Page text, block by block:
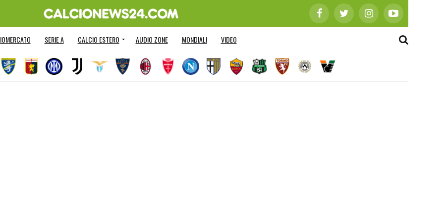
SERIE A CALCIO ESTERO AUDIO ZONE MONDIALI VIDEO